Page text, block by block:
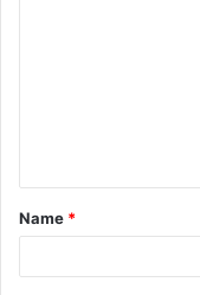
t
*
Name *